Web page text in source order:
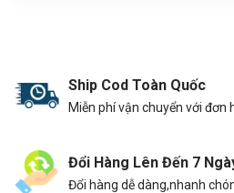
Ship Cod Toàn Quốc
Miễn phí vận chuyển với đơn
Đổi Hàng Lên Đến 7
Đổi hàng dễ dàng,nhanh